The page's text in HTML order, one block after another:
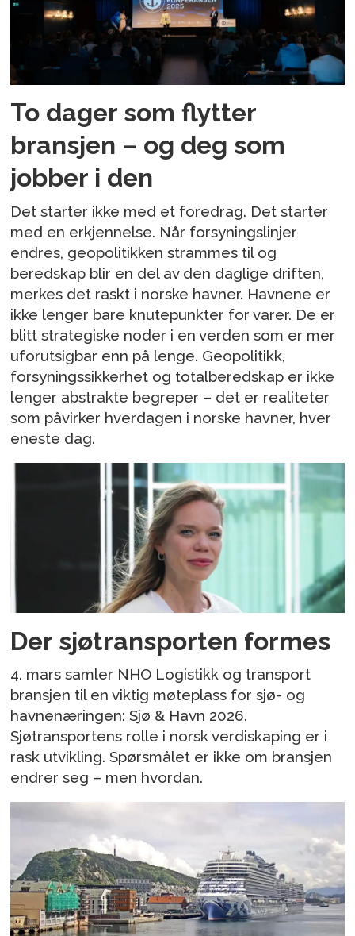
To dager som flytter
bransjen – og deg som
jobber i den
Det starter ikke med et foredrag. Det starter
med en erkjennelse. Når forsyningslinjer
endres, geopolitikken strammes til og
beredskap blir en del av den daglige driften,
merkes det raskt i norske havner. Havnene er
ikke lenger bare knutepunkter for varer. De er
blitt strategiske noder i en verden som er mer
uforutsigbar enn på lenge. Geopolitikk,
forsyningssikkerhet og totalberedskap er ikke
lenger abstrakte begreper – det er realiteter
som påvirker hverdagen i norske havner, hver
eneste dag.
Der sjøtransporten formes
4. mars samler NHO Logistikk og transport
bransjen til en viktig møteplass for sjø- og
havnenæringen: Sjø & Havn 2026.
Sjøtransportens rolle i norsk verdiskaping er i
rask utvikling. Spørsmålet er ikke om bransjen
endrer seg – men hvordan.